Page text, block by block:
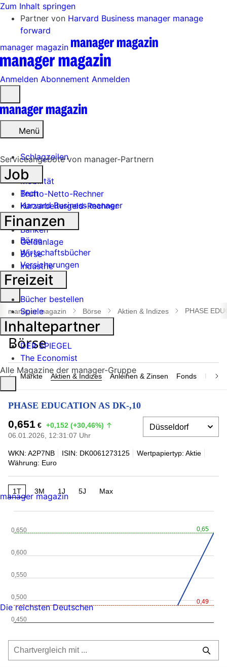
Zum Inhalt springen
Partner von Harvard Business manager manage
forward
manager magazin
Anmelden Abonnement Anmelden
öffnen
Menü
Schlagzeilen
Mobilität
Tech
Harvard Business manager
Handel
Banken
Geldanlage
Börse
Industrie
Suche
öffnen
manager magazin Börse Aktien & Indizes PHASE
Märkte Aktien & Indizes Anleihen & Zinsen Fonds
PHASE EDUCATION AS DK-,10
0,651 € +0,152 (+30,46%)
06.01.2026, 12:31:07 Uhr
WKN: A2P7NB ISIN: DK0061273125
Wertpapiertyp: Aktie
Währung: Euro
1T 3M 1J 5J Max
0,65
0,49
0,450
0,500
0,550
0,600
0,650
Serviceangebote von manager-Partnern
Job
Brutto-Netto-Rechner
Kurzarbeitergeld-Rechner
Finanzen
Börse
Wirtschaftsbücher
Versicherungen
Freizeit
Bücher bestellen
Spiele
Inhaltepartner
DER SPIEGEL
The Economist
Alle Magazine der manager-Gruppe
manager magazin
Die reichsten Deutschen